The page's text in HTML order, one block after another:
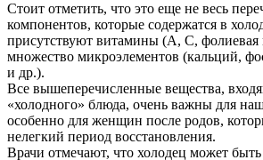
Стоит отметить, что это еще не весь
компонентов, которые содержатся в
присутствуют витамины (А, С, фолиевая
множество микроэлементов (кальций,
и др.).
Все вышеперечисленные вещества,
«холодного» блюда, очень важны для
особенно для женщин после родов,
нелегкий период восстановления.
Врачи отмечают, что холодец может